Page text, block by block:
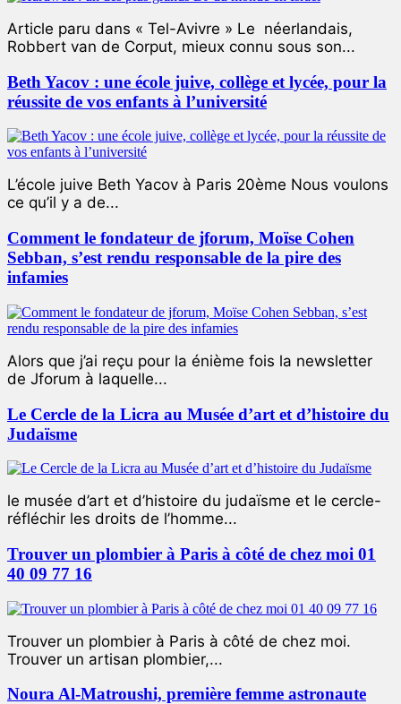
Article paru dans « Tel-Avivre » Le néerlandais,
Robbert van de Corput, mieux connu sous son...
Beth Yacov : une école juive, collège et lycée, pour la
réussite de vos enfants à l’université
L’école juive Beth Yacov à Paris 20ème Nous voulons
ce qu’il y a de...
Comment le fondateur de jforum, Moïse Cohen
Sebban, s’est rendu responsable de la pire des
infamies
Alors que j’ai reçu pour la énième fois la newsletter
de Jforum à laquelle...
Le Cercle de la Licra au Musée d’art et d’histoire du
Judaïsme
le musée d’art et d’histoire du judaïsme et le cercle-
réfléchir les droits de l’homme...
Trouver un plombier à Paris à côté de chez moi 01
40 09 77 16
Trouver un plombier à Paris à côté de chez moi.
Trouver un artisan plombier,...
Noura Al-Matroushi, première femme astronaute